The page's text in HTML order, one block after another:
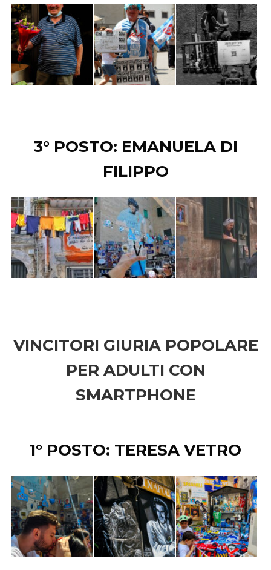
3° POSTO: EMANUELA DI
FILIPPO
VINCITORI GIURIA POPOLARE
PER ADULTI CON
SMARTPHONE
1° POSTO: TERESA VETRO